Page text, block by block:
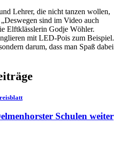
Lehrer, die nicht tanzen wollen,
sind im Video auch
Elftklässlerin Godje Wöhler.
mit LED-Pois zum Beispiel.
darum, dass man Spaß dabei
Schulen weiter